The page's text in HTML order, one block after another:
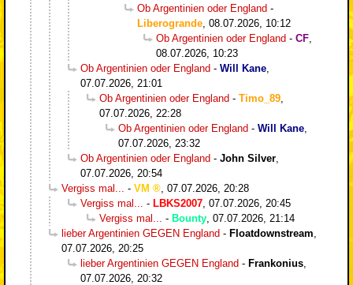
Ob Argentinien oder England -
Liberogrande 08.07.2026, 10:12
Ob Argentinien oder England - CF
08.07.2026, 10:23
Ob Argentinien oder England - Will Kane
07.07.2026, 21:01
Ob Argentinien oder England - Timo_89
07.07.2026, 22:28
Ob Argentinien oder England - Will Kane
07.07.2026, 23:32
Ob Argentinien oder England - John Silver
07.07.2026, 20:54
Vergiss mal...
- VM
07.07.2026, 20:28
Vergiss mal...
- LBKS2007 07.07.2026, 20:45
Vergiss mal...
- Bounty 07.07.2026, 21:14
lieber Argentinien GEGEN England - Floatdownstream
07.07.2026, 20:25
lieber Argentinien GEGEN England - Frankonius
07.07.2026, 20:32